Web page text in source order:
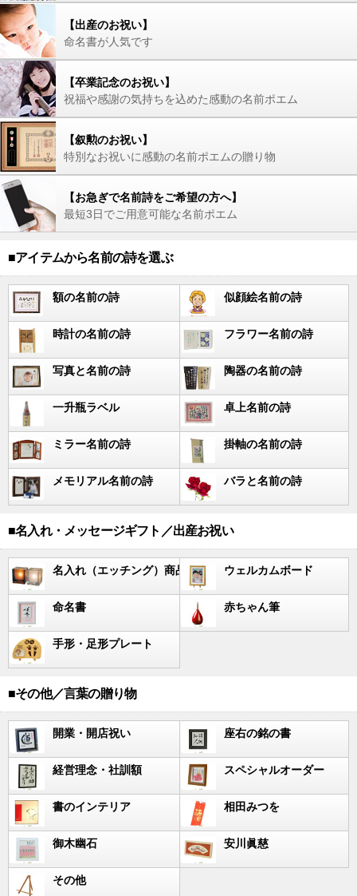
【出産のお祝い】
命名書が人気です
【卒業記念のお祝い】
祝福や感謝の気持ちを込めた感動の名前ポエム
【叙勲のお祝い】
特別なお祝いに感動の名前ポエムの贈り物
【お急ぎで名前詩をご希望の方へ】
最短3日でご用意可能な名前ポエム
■アイテムから名前の詩を選ぶ
額の名前の詩 似顔絵名前の詩
時計の名前の詩 フラワー名前の詩
写真と名前の詩 陶器の名前の詩
一升瓶ラベル 卓上名前の詩
ミラー名前の詩 掛軸の名前の詩
メモリアル名前の詩 バラと名前の詩
■名入れ・メッセージギフト／出産お祝い
名入れ（エッチング）商品 ウェルカムボード
命名書 赤ちゃん筆
手形・足形プレート
■その他／言葉の贈り物
開業・開店祝い 座右の銘の書
経営理念・社訓額 スペシャルオーダー
書のインテリア 相田みつを
御木幽石 安川眞慈
その他